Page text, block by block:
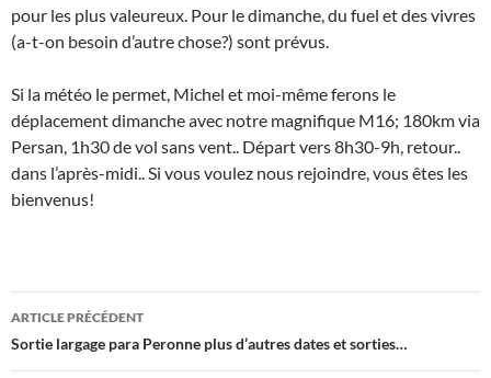
pour les plus valeureux. Pour le dimanche, du fuel et des vivres
(a-t-on besoin d’autre chose?) sont prévus.
Si la météo le permet, Michel et moi-même ferons le
déplacement dimanche avec notre magnifique M16; 180km via
Persan, 1h30 de vol sans vent.. Départ vers 8h30-9h, retour..
dans l’après-midi.. Si vous voulez nous rejoindre, vous êtes les
bienvenus!
Navigation
des
ARTICLE PRÉCÉDENT
Sortie largage para Peronne plus d’autres dates et sorties…